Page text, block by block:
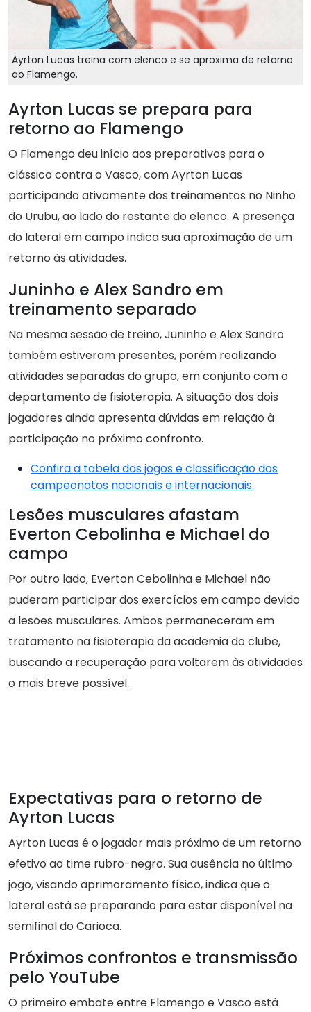
Ayrton Lucas treina com elenco e se aproxima de retorno
ao Flamengo.
Ayrton Lucas se prepara para
retorno ao Flamengo
O Flamengo deu início aos preparativos para o
clássico contra o Vasco, com Ayrton Lucas
participando ativamente dos treinamentos no Ninho
do Urubu, ao lado do restante do elenco. A presença
do lateral em campo indica sua aproximação de um
retorno às atividades.
Juninho e Alex Sandro em
treinamento separado
Na mesma sessão de treino, Juninho e Alex Sandro
também estiveram presentes, porém realizando
atividades separadas do grupo, em conjunto com o
departamento de fisioterapia. A situação dos dois
jogadores ainda apresenta dúvidas em relação à
participação no próximo confronto.
Confira a tabela dos jogos e classificação dos
campeonatos nacionais e internacionais.
Lesões musculares afastam
Everton Cebolinha e Michael do
campo
Por outro lado, Everton Cebolinha e Michael não
puderam participar dos exercícios em campo devido
a lesões musculares. Ambos permaneceram em
tratamento na fisioterapia da academia do clube,
buscando a recuperação para voltarem às atividades
o mais breve possível.
Expectativas para o retorno de
Ayrton Lucas
Ayrton Lucas é o jogador mais próximo de um retorno
efetivo ao time rubro-negro. Sua ausência no último
jogo, visando aprimoramento físico, indica que o
lateral está se preparando para estar disponível na
semifinal do Carioca.
Próximos confrontos e transmissão
pelo YouTube
O primeiro embate entre Flamengo e Vasco está